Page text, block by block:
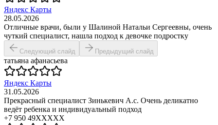
Яндекс Карты
28.05.2026
Отличные врачи, были у Шалиной Натальи Сергеевны, очень
чуткий специалист, нашла подход к девочке подростку
Следующий слайд Предыдущий слайд
татьяна афанасьева
Яндекс Карты
31.05.2026
Прекрасный специалист Зинькевич А.с. Очень деликатно
ведёт ребенка и индивидуальный подход
+7 950 49XXXXX